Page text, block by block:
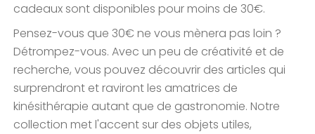
cadeaux sont disponibles pour moins de 30€.
Pensez-vous que 30€ ne vous mènera pas loin ?
Détrompez-vous. Avec un peu de créativité et de
recherche, vous pouvez découvrir des articles qui
surprendront et raviront les amatrices de
kinésithérapie autant que de gastronomie. Notre
collection met l'accent sur des objets utiles,